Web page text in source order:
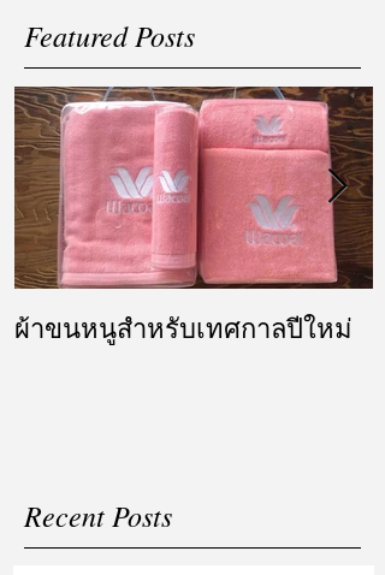
Featured Posts
ผ้าขนหนูสำหรับเทศกาลปีใหม่
Recent Posts